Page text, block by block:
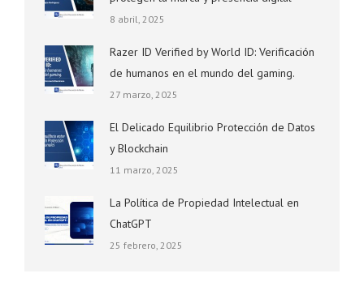
8 abril, 2025
Razer ID Verified by World ID: Verificación
de humanos en el mundo del gaming.
27 marzo, 2025
El Delicado Equilibrio Protección de Datos
y Blockchain
11 marzo, 2025
La Política de Propiedad Intelectual en
ChatGPT
25 febrero, 2025